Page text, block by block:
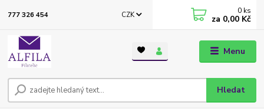
Menu
CZK
Hledat
777 326 454 0 ks
za 0,00 Kč